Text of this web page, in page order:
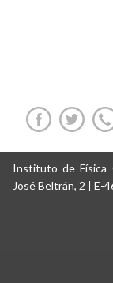
Instituto de Física
José Beltrán, 2 | E-